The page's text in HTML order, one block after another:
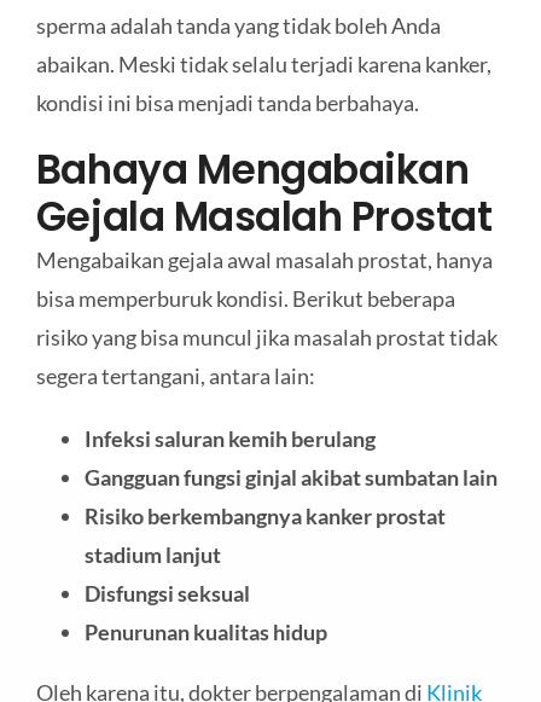
sperma adalah tanda yang tidak boleh Anda
abaikan. Meski tidak selalu terjadi karena kanker,
kondisi ini bisa menjadi tanda berbahaya.
Bahaya Mengabaikan
Gejala Masalah Prostat
Mengabaikan gejala awal masalah prostat, hanya
bisa memperburuk kondisi. Berikut beberapa
risiko yang bisa muncul jika masalah prostat tidak
segera tertangani, antara lain:
Infeksi saluran kemih berulang
Gangguan fungsi ginjal akibat sumbatan lain
Risiko berkembangnya kanker prostat
stadium lanjut
Disfungsi seksual
Penurunan kualitas hidup
Oleh karena itu, dokter berpengalaman di Klinik